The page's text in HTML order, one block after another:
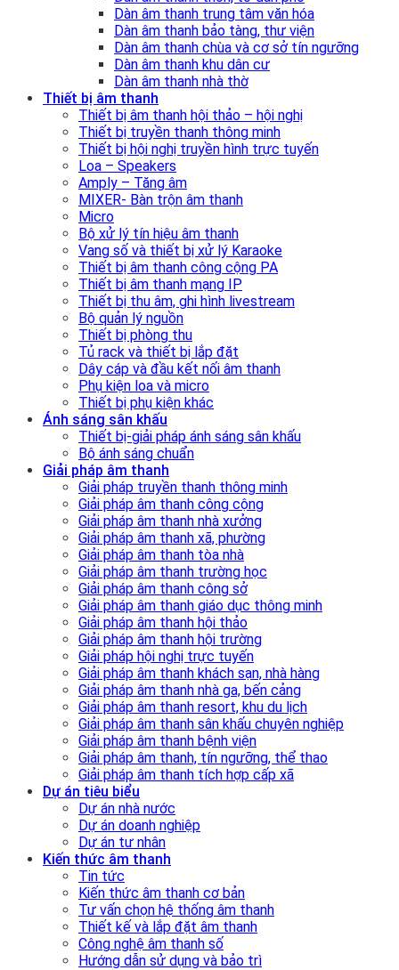
Dàn âm thanh trung tâm văn hóa
Dàn âm thanh bảo tàng, thư viện
Dàn âm thanh chùa và cơ sở tín ngưỡng
Dàn âm thanh khu dân cư
Dàn âm thanh nhà thờ
Thiết bị âm thanh
Thiết bị âm thanh hội thảo – hội nghị
Thiết bị truyền thanh thông minh
Thiết bị hội nghị truyền hình trực tuyến
Loa – Speakers
Amply – Tăng âm
MIXER- Bàn trộn âm thanh
Micro
Bộ xử lý tín hiệu âm thanh
Vang số và thiết bị xử lý Karaoke
Thiết bị âm thanh công cộng PA
Thiết bị âm thanh mạng IP
Thiết bị thu âm, ghi hình livestream
Bộ quản lý nguồn
Thiết bị phòng thu
Tủ rack và thiết bị lắp đặt
Dây cáp và đầu kết nối âm thanh
Phụ kiện loa và micro
Thiết bị phụ kiện khác
Ánh sáng sân khấu
Thiết bị-giải pháp ánh sáng sân khấu
Bộ ánh sáng chuẩn
Giải pháp âm thanh
Giải pháp truyền thanh thông minh
Giải pháp âm thanh công cộng
Giải pháp âm thanh nhà xưởng
Giải pháp âm thanh xã, phường
Giải pháp âm thanh tòa nhà
Giải pháp âm thanh trường học
Giải pháp âm thanh công sở
Giải pháp âm thanh giáo dục thông minh
Giải pháp âm thanh hội thảo
Giải pháp âm thanh hội trường
Giải pháp hội nghị trực tuyến
Giải pháp âm thanh khách sạn, nhà hàng
Giải pháp âm thanh nhà ga, bến cảng
Giải pháp âm thanh resort, khu du lịch
Giải pháp âm thanh sân khấu chuyên nghiệp
Giải pháp âm thanh bệnh viện
Giải pháp âm thanh, tín ngưỡng, thể thao
Giải pháp âm thanh tích hợp cấp xã
Dự án tiêu biểu
Dự án nhà nước
Dự án doanh nghiệp
Dự án tư nhân
Kiến thức âm thanh
Tin tức
Kiến thức âm thanh cơ bản
Tư vấn chọn hệ thống âm thanh
Thiết kế và lắp đặt âm thanh
Công nghệ âm thanh số
Hướng dẫn sử dụng và bảo trì